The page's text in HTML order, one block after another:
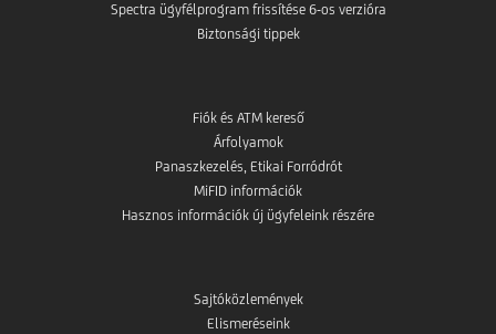
Spectra ügyfélprogram frissítése 6-os verzióra
Biztonsági tippek
Fiók és ATM kereső
Árfolyamok
Panaszkezelés, Etikai Forródrót
MiFID információk
Hasznos információk új ügyfeleink részére
Sajtóközlemények
Elismeréseink